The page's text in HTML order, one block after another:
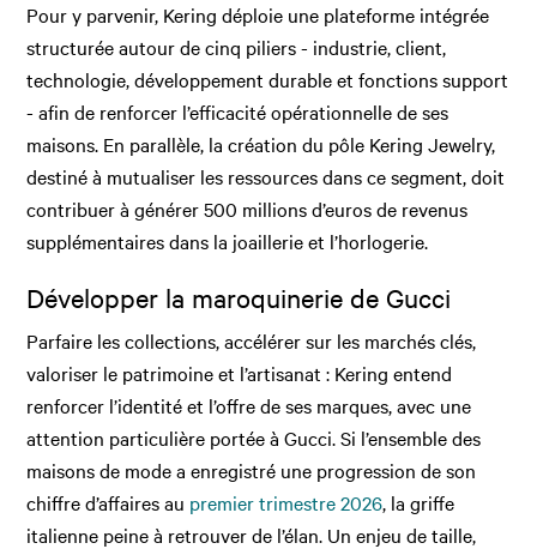
Pour y parvenir, Kering déploie une plateforme intégrée
structurée autour de cinq piliers - industrie, client,
technologie, développement durable et fonctions support
- afin de renforcer l’efficacité opérationnelle de ses
maisons. En parallèle, la création du pôle Kering Jewelry,
destiné à mutualiser les ressources dans ce segment, doit
contribuer à générer 500 millions d’euros de revenus
supplémentaires dans la joaillerie et l’horlogerie.
Développer la maroquinerie de Gucci
Parfaire les collections, accélérer sur les marchés clés,
valoriser le patrimoine et l’artisanat : Kering entend
renforcer l’identité et l’offre de ses marques, avec une
attention particulière portée à Gucci. Si l’ensemble des
maisons de mode a enregistré une progression de son
chiffre d’affaires au premier trimestre 2026, la griffe
italienne peine à retrouver de l’élan. Un enjeu de taille,